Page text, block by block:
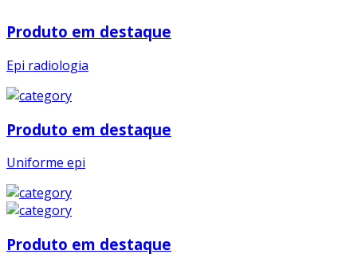
Produto em destaque
Epi radiologia
Produto em destaque
Uniforme epi
Produto em destaque